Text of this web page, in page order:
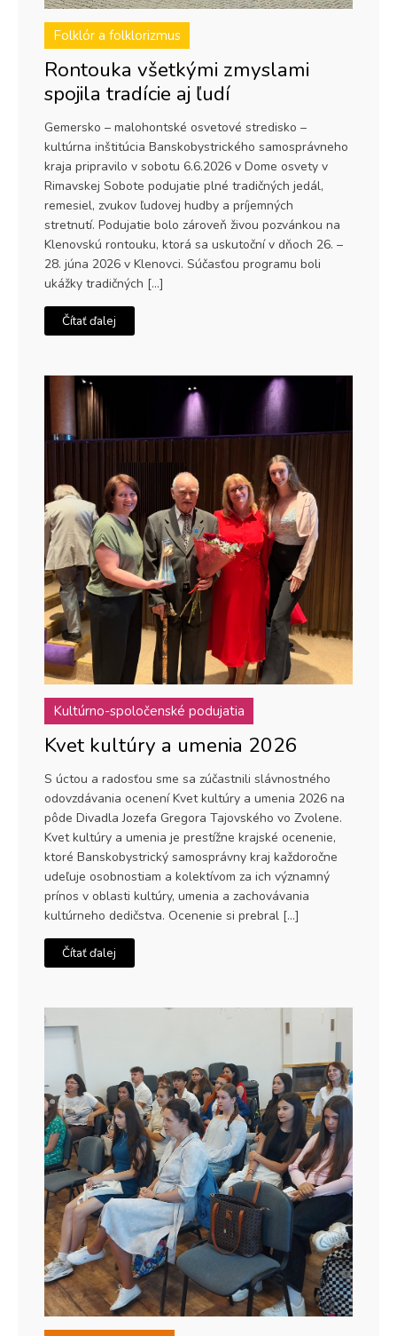
Folklór a folklorizmus
Rontouka všetkými zmyslami
spojila tradície aj ľudí
Gemersko – malohontské osvetové stredisko –
kultúrna inštitúcia Banskobystrického samosprávneho
kraja pripravilo v sobotu 6.6.2026 v Dome osvety v
Rimavskej Sobote podujatie plné tradičných jedál,
remesiel, zvukov ľudovej hudby a príjemných
stretnutí. Podujatie bolo zároveň živou pozvánkou na
Klenovskú rontouku, ktorá sa uskutoční v dňoch 26. –
28. júna 2026 v Klenovci. Súčasťou programu boli
ukážky tradičných […]
Čítať ďalej
Kultúrno-spoločenské podujatia
Kvet kultúry a umenia 2026
S úctou a radosťou sme sa zúčastnili slávnostného
odovzdávania ocenení Kvet kultúry a umenia 2026 na
pôde Divadla Jozefa Gregora Tajovského vo Zvolene.
Kvet kultúry a umenia je prestížne krajské ocenenie,
ktoré Banskobystrický samosprávny kraj každoročne
udeľuje osobnostiam a kolektívom za ich významný
prínos v oblasti kultúry, umenia a zachovávania
kultúrneho dedičstva. Ocenenie si prebral […]
Čítať ďalej